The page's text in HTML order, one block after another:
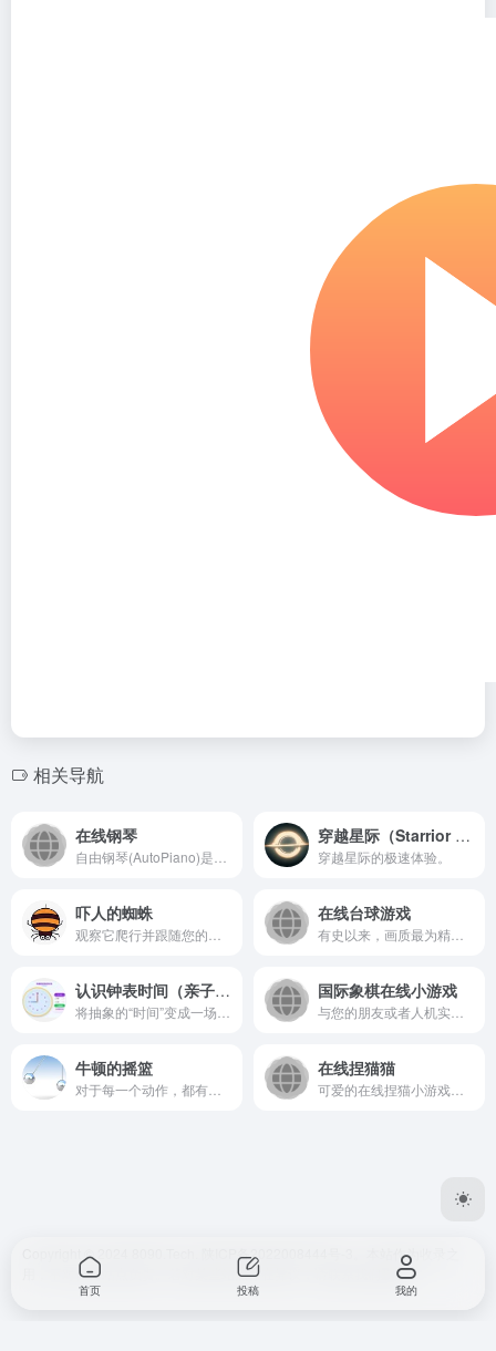
相关导航
在线钢琴 穿越星际（Starrior Web Design）
穿越星际的极速体验。
吓人的蜘蛛 在线台球游戏
认识钟表时间（亲子趣味互动） 国际象棋在线小游戏
牛顿的摇篮 在线捏猫猫
Copyright © 2024 8090.Tech. 陕ICP备2022008444号-3
。本站作为收录之
用，不对任何站点负责。若对某些站点存在异议，请联系我们删除。
首页 投稿 我的